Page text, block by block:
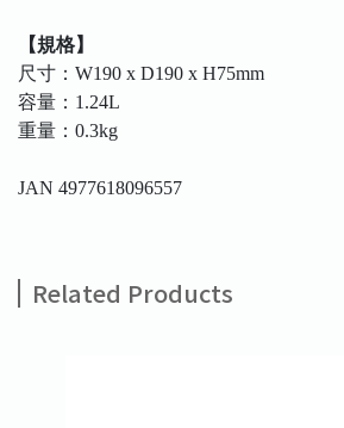
【規格】
尺寸：W190 x D190 x H75mm
容量：1.24L
重量：0.3kg
JAN 4977618096557
Related Products